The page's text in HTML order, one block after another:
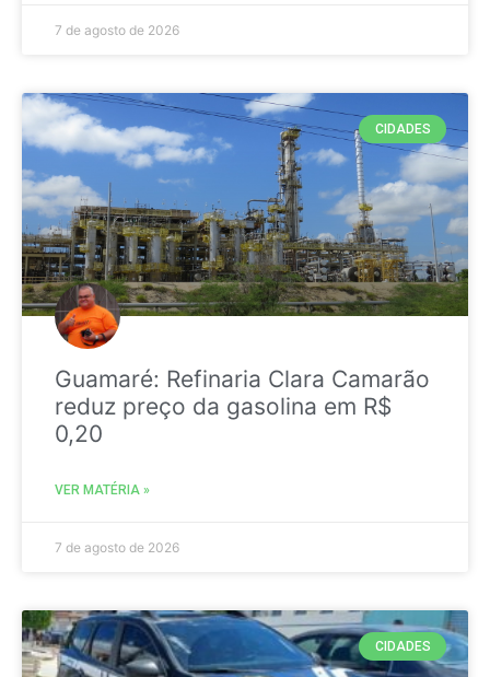
7 de agosto de 2026
CIDADES
Guamaré: Refinaria Clara Camarão
reduz preço da gasolina em R$
0,20
VER MATÉRIA »
7 de agosto de 2026
CIDADES